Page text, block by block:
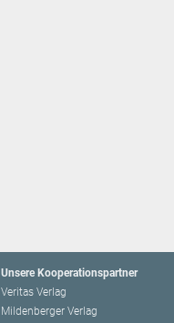
Unsere Kooperationspartner
Veritas Verlag
Mildenberger Verlag